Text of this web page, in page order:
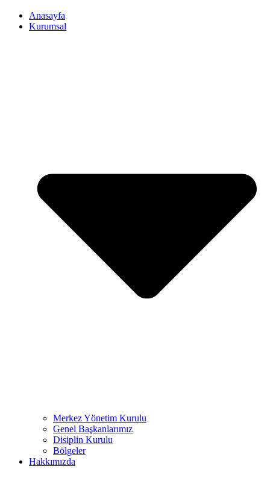
Anasayfa
Kurumsal
Merkez Yönetim Kurulu
Genel Başkanlarımız
Disiplin Kurulu
Bölgeler
Hakkımızda